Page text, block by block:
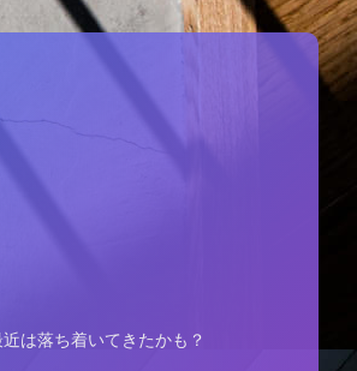
は落ち着いてきたかも？